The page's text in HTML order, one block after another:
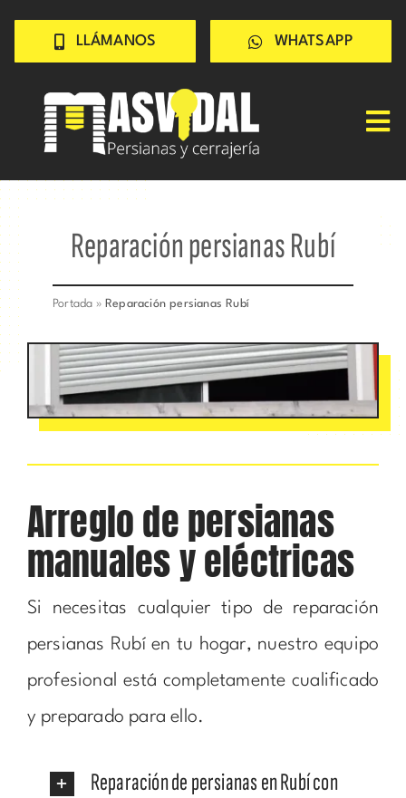
Saltar
contenido
LLÁMANOS WHATSAPP
Inicio
CERRAJERÍA
TRABAJOS
CONÓCENOS
Contacto rápido
Reparación persianas Rubí
Portada » Reparación persianas Rubí
Arreglo de persianas
manuales y eléctricas
Si necesitas cualquier tipo de reparación
persianas Rubí en tu hogar, nuestro equipo
profesional está completamente cualificado
y preparado para ello.
Reparación de persianas en Rubí con